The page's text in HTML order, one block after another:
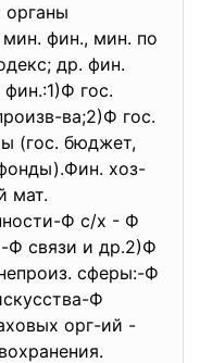
органы
фин., мин. по
др. фин.
гос.
ва;2)Ф гос.
(гос. бюджет,
хоз-
мат.
Ф с/х - Ф
Ф связи и др.2)Ф
сферы:-Ф
Ф
орг-ий -